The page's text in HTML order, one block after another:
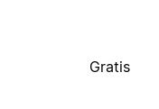
Gratis